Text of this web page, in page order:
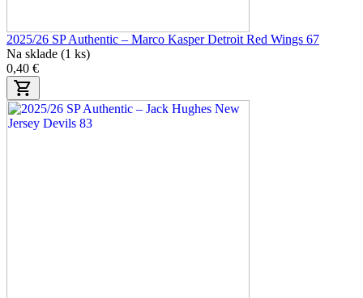
2025/26 SP Authentic – Marco Kasper Detroit Red Wings 67
Na sklade (1 ks)
0,40 €